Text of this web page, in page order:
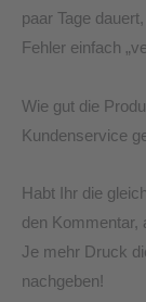
paar Tage
Fehler einfach
Wie gut die
Kundenservice
Habt Ihr die
den Kommentar,
Je mehr Druck
nachgeben!